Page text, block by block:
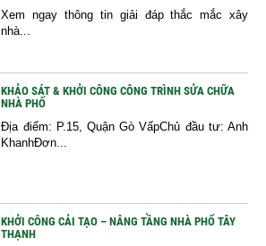
Xem ngay thông tin giải đáp thắc mắc xây
nhà...
KHẢO SÁT & KHỞI CÔNG CÔNG TRÌNH SỬA CHỮA
NHÀ PHỐ
Địa điểm: P.15, Quận Gò VấpChủ đầu tư: Anh
KhanhĐơn...
KHỞI CÔNG CẢI TẠO – NÂNG TẦNG NHÀ PHỐ TÂY
THẠNH